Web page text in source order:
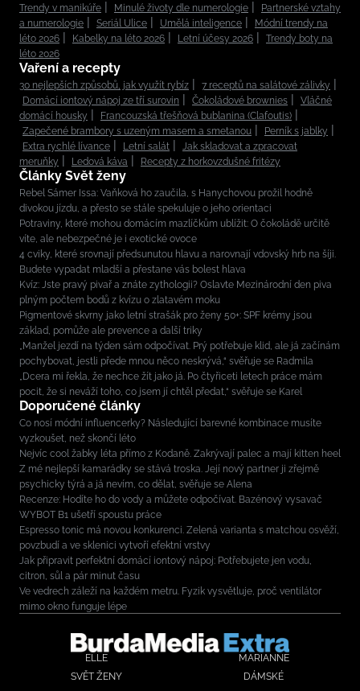
Trendy v manikúře Minulé životy dle numerologie
Partnerské vztahy
a numerologie
Seriál Ulice Umělá inteligence
Módní trendy na
léto 2026
Kabelky na léto 2026 Letní účesy 2026
Trendy boty na
léto 2026
Vaření a recepty
30 nejlepších způsobů, jak využít rybíz
7 receptů na salátové zálivky
Domácí iontový nápoj ze tří surovin
Čokoládové brownies
Vláčné
domácí housky
Francouzská třešňová bublanina (Clafoutis)
Zapečené brambory s uzeným masem a smetanou
Perník s jablky
Extra rychlé lívance
Letní salát
Jak skladovat a zpracovat
meruňky
Ledová káva Recepty z horkovzdušné fritézy
Články Svět ženy
Rebel Sámer Issa: Vaňková ho zaučila, s Hanychovou prožil hodně
divokou jízdu, a přesto se stále spekuluje o jeho orientaci
Potraviny, které mohou domácím mazlíčkům ublížit: O čokoládě určitě
víte, ale nebezpečné je i exotické ovoce
4 cviky, které srovnají předsunutou hlavu a narovnají vdovský hrb na šíji.
Budete vypadat mladší a přestane vás bolest hlava
Kvíz: Jste pravý pivař a znáte zythologii? Oslavte Mezinárodní den piva
plným počtem bodů z kvízu o zlatavém moku
Pigmentové skvrny jako letní strašák pro ženy 50+: SPF krémy jsou
základ, pomůže ale prevence a další triky
„Manžel jezdí na týden sám odpočívat. Prý potřebuje klid, ale já začínám
pochybovat, jestli přede mnou něco neskrývá,“ svěřuje se Radmila
„Dcera mi řekla, že nechce žít jako já. Po čtyřiceti letech práce mám
pocit, že si neváží toho, co jsem jí chtěl předat,“ svěřuje se Karel
Doporučené články
Co nosí módní influencerky? Následující barevné kombinace musíte
vyzkoušet, než skončí léto
Nejvíc cool žabky léta přímo z Kodaně. Zakrývají palec a mají kitten heel
Z mé nejlepší kamarádky se stává troska. Její nový partner ji zřejmě
psychicky týrá a já nevím, co dělat, svěřuje se Alena
Recenze: Hodíte ho do vody a můžete odpočívat. Bazénový vysavač
WYBOT B1 ušetří spoustu práce
Espresso tonic má novou konkurenci. Zelená varianta s matchou osvěží,
povzbudí a ve sklenici vytvoří efektní vrstvy
Jak připravit perfektní domácí iontový nápoj: Potřebujete jen vodu,
citron, sůl a pár minut času
Ve vedrech záleží na každém metru. Fyzik vysvětluje, proč ventilátor
mimo okno funguje lépe
ELLE
MARIANNE
SVĚT ŽENY
DÁMSKÉ